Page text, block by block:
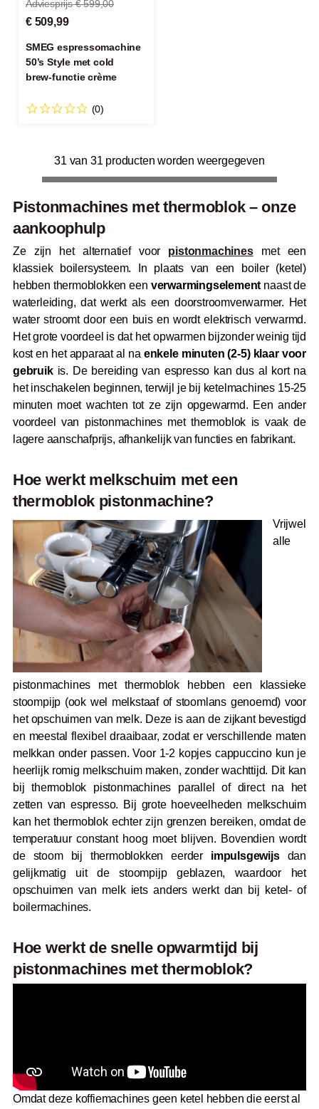
Adviesprijs € 599,00
€ 509,99
SMEG espressomachine
50’s Style met cold
brew‑functie crème
(0)
31 van 31 producten worden weergegeven
Pistonmachines met thermoblok – onze
aankoophulp
Ze zijn het alternatief voor pistonmachinesmet een
klassiek boilersysteem. In plaats van een boiler (ketel)
hebben thermoblokken een verwarmingselement naast de
waterleiding, dat werkt als een doorstroomverwarmer. Het
water stroomt door een buis en wordt elektrisch verwarmd.
Het grote voordeel is dat het opwarmen bijzonder weinig tijd
kost en het apparaat al na enkele minuten (2-5) klaar voor
gebruikis. De bereiding van espresso kan dus al kort na
het inschakelen beginnen, terwijl je bij ketelmachines 15-25
minuten moet wachten tot ze zijn opgewarmd. Een ander
voordeel van pistonmachines met thermoblok is vaak de
lagere aanschafprijs, afhankelijk van functies en fabrikant.
Hoe werkt melkschuim met een
thermoblok pistonmachine?
Vrijwel
alle
pistonmachines met thermoblok hebben een klassieke
stoompijp (ook wel melkstaaf of stoomlans genoemd) voor
het opschuimen van melk. Deze is aan de zijkant bevestigd
en meestal flexibel draaibaar, zodat er verschillende maten
melkkan onder passen. Voor 1-2 kopjes cappuccino kun je
heerlijk romig melkschuim maken, zonder wachttijd. Dit kan
bij thermoblok pistonmachines parallel of direct na het
zetten van espresso. Bij grote hoeveelheden melkschuim
kan het thermoblok echter zijn grenzen bereiken, omdat de
temperatuur constant hoog moet blijven. Bovendien wordt
de stoom bij thermoblokken eerder impulsgewijsdan
gelijkmatig uit de stoompijp geblazen, waardoor het
opschuimen van melk iets anders werkt dan bij ketel- of
boilermachines.
Hoe werkt de snelle opwarmtijd bij
pistonmachines met thermoblok?
Omdat deze koffiemachines geen ketel hebben die eerst al